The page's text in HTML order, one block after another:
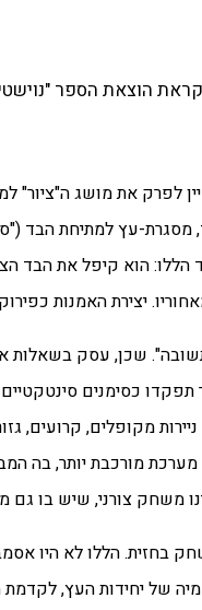
הוצאת הספר
לפרק את מושג
מסגרת-עץ למתיחת הבד
הללו: הוא קיפל את
יצירת האמנות
כסימנים
מקופלים, קרועים,
מורכבת יותר, בה
משחק צורני, שיש בו גם
בחזית. הללו לא היו
של יחידות העץ,